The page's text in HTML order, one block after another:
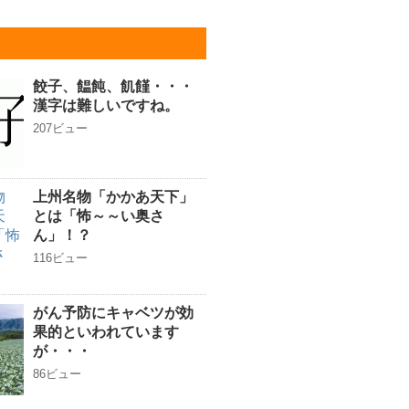
餃子、饂飩、飢饉・・・
漢字は難しいですね。
207ビュー
上州名物「かかあ天下」
とは「怖～～い奥さ
ん」！？
116ビュー
がん予防にキャベツが効
果的といわれています
が・・・
86ビュー